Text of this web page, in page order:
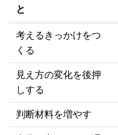
と
考えるきっかけをつ
くる
見え方の変化を後押
しする
判断材料を増やす